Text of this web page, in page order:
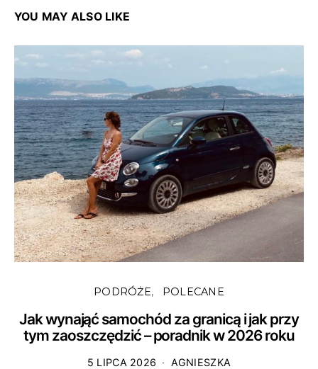
YOU MAY ALSO LIKE
PODRÓŻE POLECANE
Jak wynająć samochód za granicą i jak przy
tym zaoszczędzić – poradnik w 2026 roku
5 LIPCA 2026 AGNIESZKA